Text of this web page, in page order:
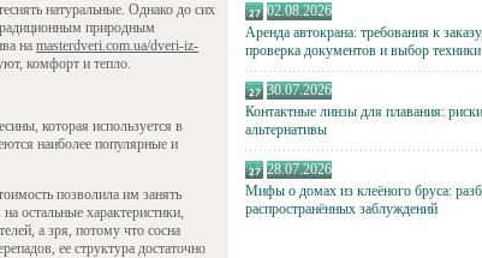
02.08.2026
Аренда автокрана: требования к
проверка документов и выбор техники
30.07.2026
Контактные линзы для плавания:
альтернативы
28.07.2026
Мифы о домах из клеёного бруса:
распространённых заблуждений
натуральные. Однако до сих
природным
на masterdveri.com.ua/dveri-iz-
комфорт и тепло.
которая используется в
наиболее популярные и
позволила им занять
остальные характеристики,
а зря, потому что сосна
ее структура достаточно